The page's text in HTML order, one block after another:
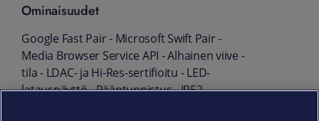
Ominaisuudet
Google Fast Pair - Microsoft Swift Pair -
Media Browser Service API - Alhainen viive -
tila - LDAC- ja Hi-Res-sertifioitu - LED-
latausnäyttö - Pääntunnistus - IP52-